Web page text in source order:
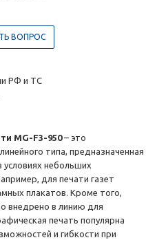
ВОПРОС
РФ и ТС
MG-F3-950– это
типа, предназначенная
условиях небольших
для печати газет
плакатов. Кроме того,
внедрено в линию для
печать популярна
и гибкости при